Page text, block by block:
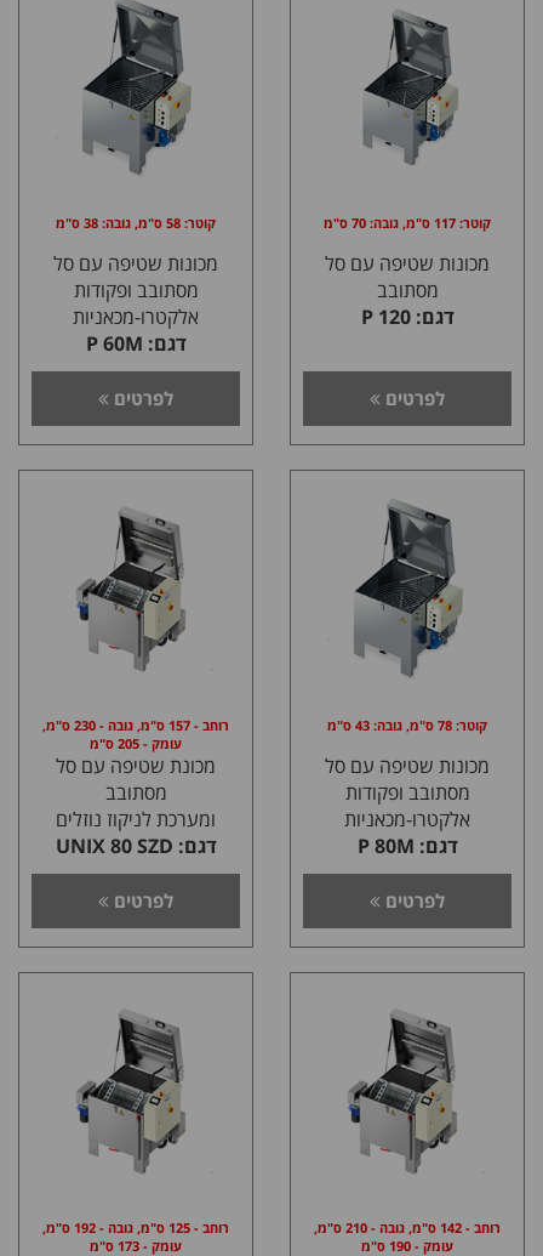
קוטר: 117 ס"מ, גובה: 70 ס"מ
מכונות שטיפה עם סל
מסתובב
דגם: P 120
לפרטים
קוטר: 58 ס"מ, גובה: 38 ס"מ
מכונות שטיפה עם סל
מסתובב ופקודות
אלקטרו-מכאניות
דגם: P 60M
לפרטים
קוטר: 78 ס"מ, גובה: 43 ס"מ
מכונות שטיפה עם סל
מסתובב ופקודות
אלקטרו-מכאניות
דגם: P 80M
לפרטים
רוחב - 157 ס"מ, גובה - 230 ס"מ,
עומק - 205 ס"מ
מכונת שטיפה עם סל
מסתובב
ומערכת לניקוז נוזלים
דגם: UNIX 80 SZD
לפרטים
רוחב - 142 ס"מ, גובה - 210 ס"מ,
עומק - 190 ס"מ
רוחב - 125 ס"מ, גובה - 192 ס"מ,
עומק - 173 ס"מ